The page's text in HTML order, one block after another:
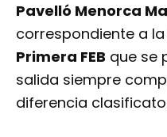
Pavelló Menorca
correspondiente a la
Primera FEB que se
salida siempre
diferencia